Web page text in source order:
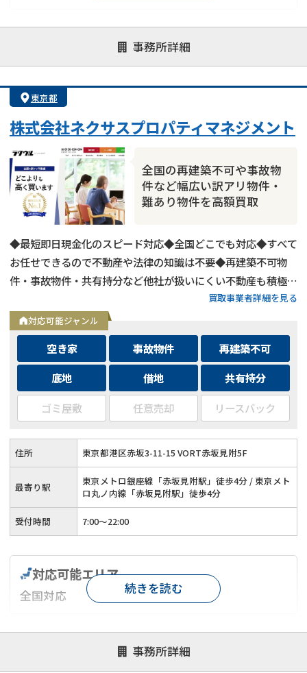
事務所詳細
対応が親身 オンライン面談可能
レスポンスが早い
1億円以上の買取可
東京都
株式会社ネクサスプロパティマネジメント
全国の再建築不可や事故物
件など幅広い訳アリ物件・
難あり物件を高額買取
◆最短即日現金化のスピード対応◆全国どこでも対応◆すべて
お任せできるので不動産や法律の知識は不要◆再建築不可物
件・事故物件・共有持分など他社が扱いにくい不動産も積極買
取◆残置物・ゴミ屋敷・シロアリ被害がある物件もそのままで
買取
買取事業者詳細を見る
対応可能ジャンル
空き家 事故物件
再建築不可
底地
借地
共有持分
ゴミ屋敷
任意売却 リースバック
住所 東京都港区赤坂3-11-15 VORT赤坂見附5F
最寄り駅
東京メトロ銀座線「赤坂見附駅」徒歩4分 / 東京メト
ロ丸ノ内線「赤坂見附駅」徒歩4分
受付時間 7:00〜22:00
事務所詳細
対応可能エリア
全国対応
対応が親身 オンライン面談可能
レスポンスが早い
1億円以上の買取可
続きを読む